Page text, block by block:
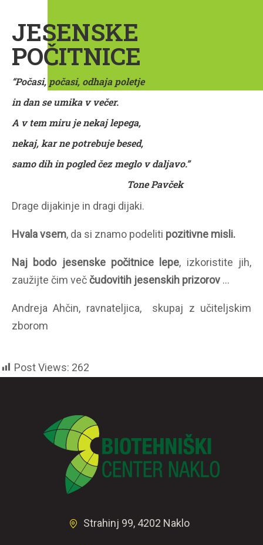
JESENSKE
POČITNICE
“Počasi, počasi, odhaja poletje
in dan se umika v večer.
A v tem miru je nekaj lepega,
nekaj, kar ne potrebuje besed,
samo dih in pogled čez meglo v daljavo.”
Tone Pavček
Drage dijakinje in dragi dijaki.
Hvala vsem, da si znamo podeliti pozitivne misli.
Naj bodo jesenske počitnice lepe, izkoristite jih,
zaužijte čim veččudovitih jesenskih prizorov …
Andreja Ahčin, ravnateljica, skupaj z učiteljskim
zborom
Post Views: 262
Strahinj 99, 4202 Naklo